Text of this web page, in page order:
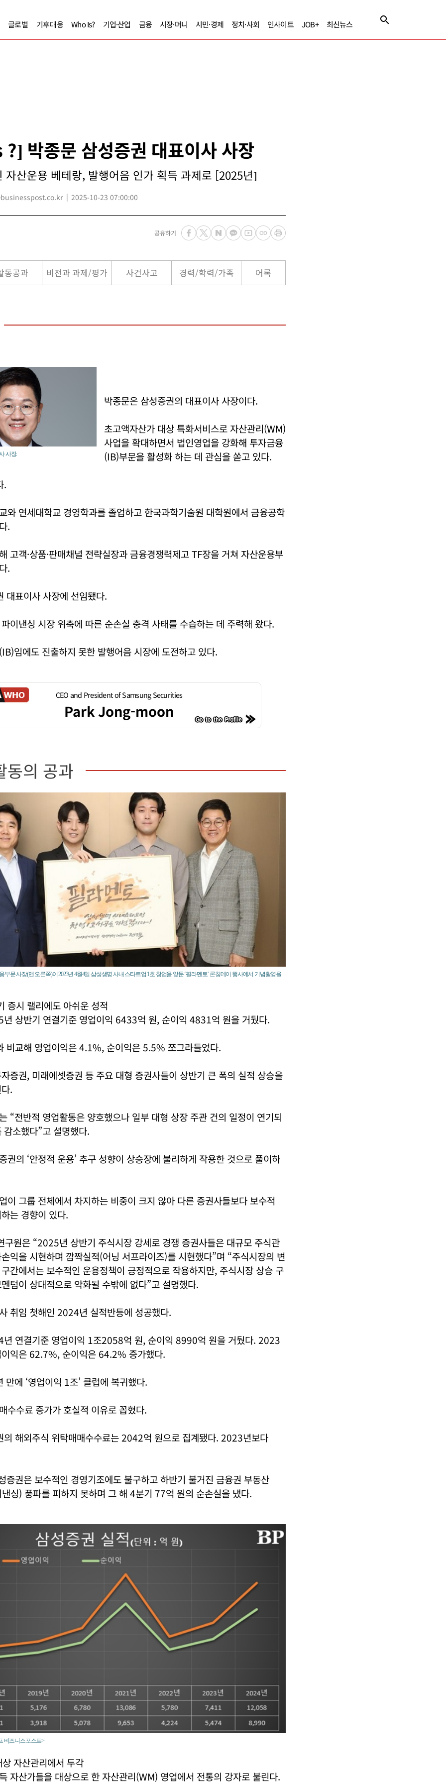
글로벌 기후대응 Who Is? 기업·산업 금융 시장·머니 시민·경제 정치·사회 인사이트 JOB+ 최신뉴스
박종문 삼성증권 대표이사 사장
자산운용 베테랑, 발행어음 인가 획득 과제로 [2025년]
2025-10-23 07:00:00
공유하기
동공과 비전과 과제/평가 사건사고 경력/학력/가족 어록
사장.
박종문은 삼성증권의 대표이사 사장이다.
초고액자산가 대상 특화서비스로 자산관리(WM)
사업을 확대하면서 법인영업을 강화해 투자금융
(IB)부문을 활성화 하는 데 관심을 쏟고 있다.
.
와 연세대학교 경영학과를 졸업하고 한국과학기술원 대학원에서 금융공학
.
고객·상품·판매채널 전략실장과 금융경쟁력제고 TF장을 거쳐 자산운용부
.
대표이사 사장에 선임됐다.
이낸싱 시장 위축에 따른 순손실 충격 사태를 수습하는 데 주력해 왔다.
임에도 진출하지 못한 발행어음 시장에 도전하고 있다.
CEO and President of Samsung Securities
Park Jong-moon
동의 공과
문 사장(맨 오른쪽)이 2023년 4월4일 삼성생명 사내 스타트업 1호 창업을 앞둔 ‘필라멘토’ 론칭데이 행사에서 기념촬영을
시 랠리에도 아쉬운 성적
상반기 연결기준 영업이익 6433억 원, 순이익 4831억 원을 거뒀다.
비교해 영업이익은 4.1%, 순이익은 5.5% 쪼그라들었다.
증권, 미래에셋증권 등 주요 대형 증권사들이 상반기 큰 폭의 실적 상승을
.
“전반적 영업활동은 양호했으나 일부 대형 상장 주관 건의 일정이 연기되
소했다”고 설명했다.
권의 ‘안정적 운용’ 추구 성향이 상승장에 불리하게 작용한 것으로 풀이하
이 그룹 전체에서 차지하는 비중이 크지 않아 다른 증권사들보다 보수적
는 경향이 있다.
구원은 “2025년 상반기 주식시장 강세로 경쟁 증권사들은 대규모 주식관
익을 시현하며 깜짝실적(어닝 서프라이즈)를 시현했다”며 “주식시장의 변
간에서는 보수적인 운용정책이 긍정적으로 작용하지만, 주식시장 상승 구
텀이 상대적으로 약화될 수밖에 없다”고 설명했다.
취임 첫해인 2024년 실적반등에 성공했다.
연결기준 영업이익 1조2058억 원, 순이익 8990억 원을 거뒀다. 2023
익은 62.7%, 순이익은 64.2% 증가했다.
에 ‘영업이익 1조’ 클럽에 복귀했다.
수수료 증가가 호실적 이유로 꼽혔다.
해외주식 위탁매매수수료는 2042억 원으로 집계됐다. 2023년보다
증권은 보수적인 경영기조에도 불구하고 하반기 불거진 금융권 부동산
싱) 풍파를 피하지 못하며 그 해 4분기 77억 원의 순손실을 냈다.
비즈니스포스트>
자산관리에서 두각
자산가들을 대상으로 한 자산관리(WM) 영업에서 전통의 강자로 불린다.